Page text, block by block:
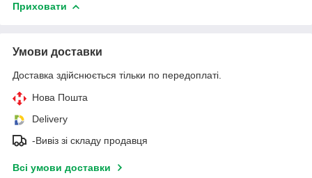
Приховати
Умови доставки
Доставка здійснюється тільки по передоплаті.
Нова Пошта
Delivery
-Вивіз зі складу продавця
Всі умови доставки